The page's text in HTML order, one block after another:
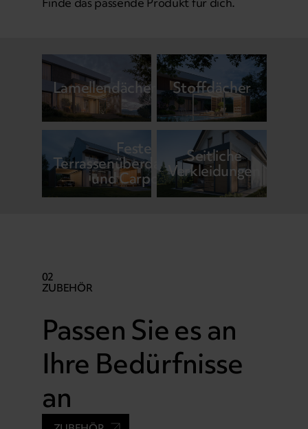
Lamellendächer Stoffdächer
Feste
Terrassenüberdachungen
und Carports
Seitliche
Verkleidungen
02
ZUBEHÖR
Passen Sie es an
Ihre Bedürfnisse
an